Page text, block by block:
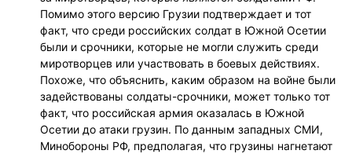
Помимо этого версию Грузии подтверждает и тот
факт, что среди российских солдат в Южной Осетии
были и срочники, которые не могли служить среди
миротворцев или участвовать в боевых действиях.
Похоже, что объяснить, каким образом на войне были
задействованы солдаты-срочники, может только тот
факт, что российская армия оказалась в Южной
Осетии до атаки грузин. По данным западных СМИ,
Минобороны РФ, предполагая, что грузины нагнетают